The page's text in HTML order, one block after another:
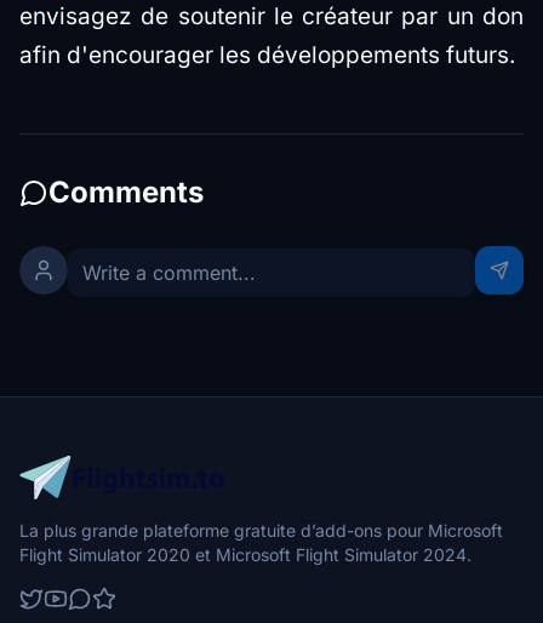
envisagez de soutenir le créateur par un don
afin d'encourager les développements futurs.
Comments
La plus grande plateforme gratuite d’add-ons pour Microsoft
Flight Simulator 2020 et Microsoft Flight Simulator 2024.